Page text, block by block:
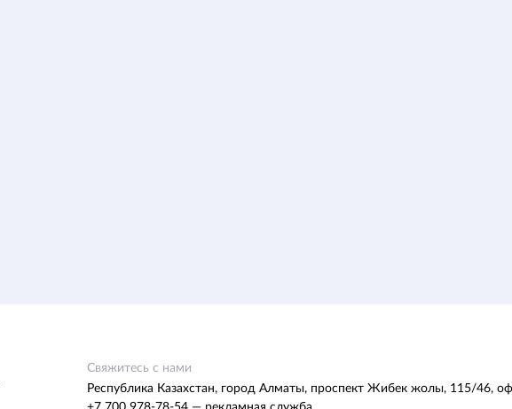
Свяжитесь с нами
Республика Казахстан, город Алматы, проспект Жибек жолы, 115/46,